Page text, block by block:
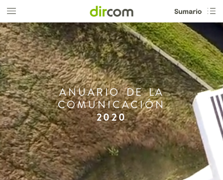
ANUARIO DE LA
COMUNICACIÓN
2020